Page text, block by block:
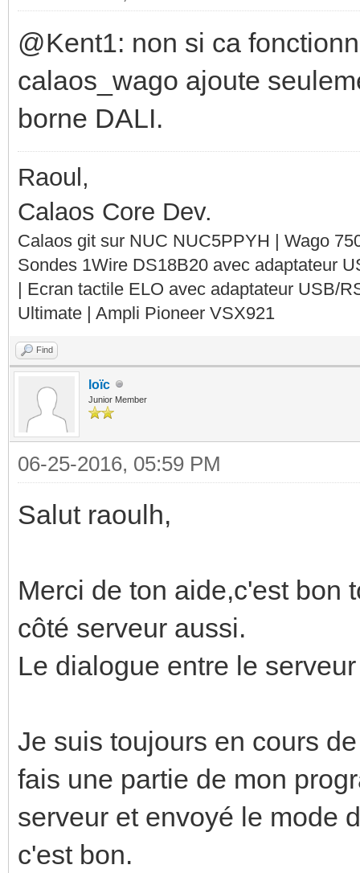
@Kent1: non si ca
calaos_wago ajoute
borne DALI.
Raoul,
Calaos Core Dev.
Calaos git sur NUC NUC5PPYH | Wago
Sondes 1Wire DS18B20 avec adaptateur
| Ecran tactile ELO avec adaptateur USB/
Ultimate | Ampli Pioneer VSX921
Find
loïc
Junior Member
06-25-2016, 05:59 PM
Salut raoulh,
Merci de ton aide,c'est bon
côté serveur aussi.
Le dialogue entre le
Je suis toujours en cours
fais une partie de mon
serveur et envoyé le mode
c'est bon.